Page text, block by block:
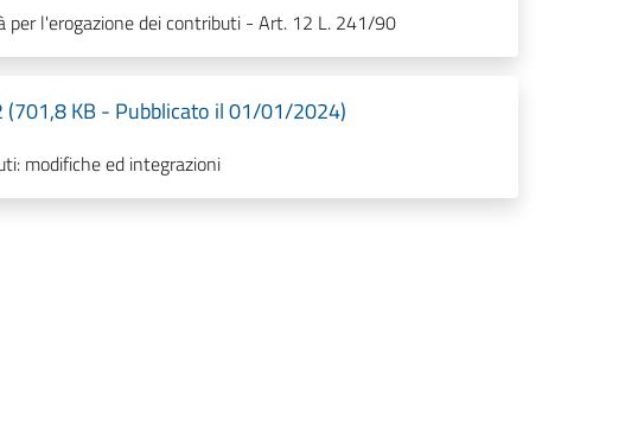
per l'erogazione dei contributi - Art. 12 L. 241/90
(701,8 KB - Pubblicato il 01/01/2024)
modifiche ed integrazioni